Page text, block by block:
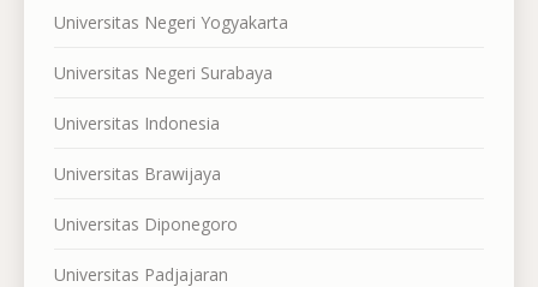
Universitas Negeri Yogyakarta
Universitas Negeri Surabaya
Universitas Indonesia
Universitas Brawijaya
Universitas Diponegoro
Universitas Padjajaran